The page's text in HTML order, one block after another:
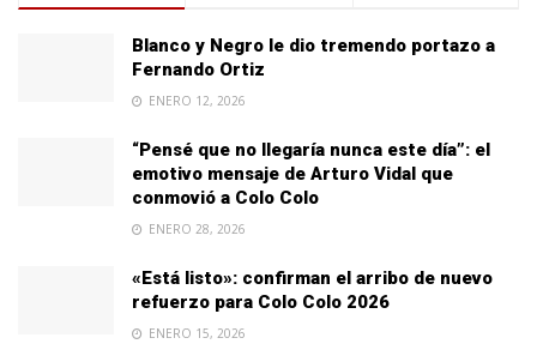
Blanco y Negro le dio tremendo portazo a
Fernando Ortiz
ENERO 12, 2026
“Pensé que no llegaría nunca este día”: el
emotivo mensaje de Arturo Vidal que
conmovió a Colo Colo
ENERO 28, 2026
«Está listo»: confirman el arribo de nuevo
refuerzo para Colo Colo 2026
ENERO 15, 2026